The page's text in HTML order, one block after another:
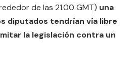
de las 21.00 GMT) una
diputados tendrían vía libre
la legislación contra un